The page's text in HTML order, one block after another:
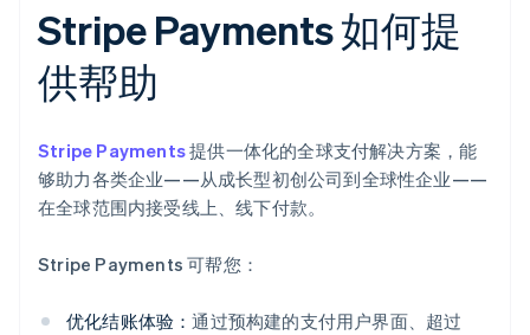
Stripe Payments 如何提
供帮助
Stripe Payments提供一体化的全球支付解决方案，能
够助力各类企业——从成长型初创公司到全球性企业——
在全球范围内接受线上、线下付款。
Stripe Payments 可帮您：
优化结账体验：通过预构建的支付用户界面、超过